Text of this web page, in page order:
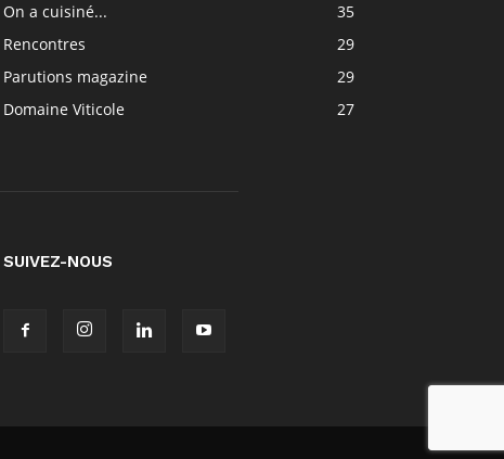
On a cuisiné...
35
Rencontres
29
Parutions magazine
29
Domaine Viticole
27
SUIVEZ-NOUS